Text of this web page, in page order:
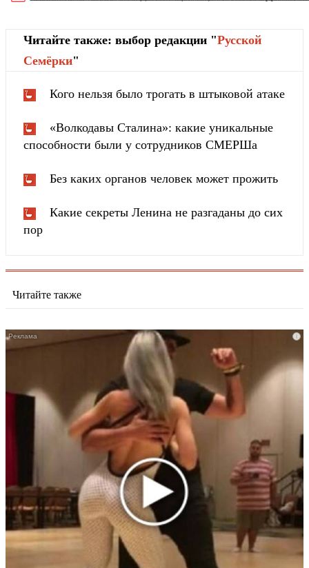
Читайте также: выбор редакции "Русской
Cемёрки"
Кого нельзя было трогать в штыковой атаке
«Волкодавы Сталина»: какие уникальные
способности были у сотрудников СМЕРШа
Без каких органов человек может прожить
Какие секреты Ленина не разгаданы до сих
пор
Читайте также
i